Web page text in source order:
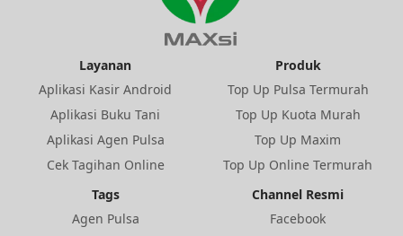
Layanan
Aplikasi Kasir Android
Aplikasi Buku Tani
Aplikasi Agen Pulsa
Cek Tagihan Online
Produk
Top Up Pulsa Termurah
Top Up Kuota Murah
Top Up Maxim
Top Up Online Termurah
Tags
Agen Pulsa
Channel Resmi
Facebook